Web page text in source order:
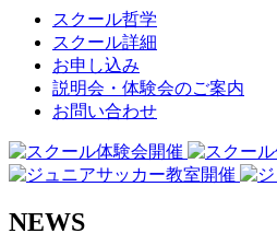
スクール哲学
スクール詳細
お申し込み
説明会・体験会のご案内
お問い合わせ
NEWS